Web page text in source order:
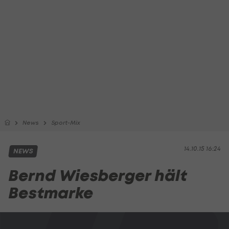
News Sport-Mix
14.10.15 16:24
NEWS
Bernd Wiesberger hält
Bestmarke